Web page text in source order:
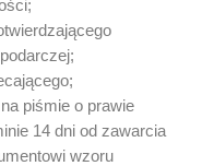
piśmie o prawie
14 dni od zawarcia
wzoru